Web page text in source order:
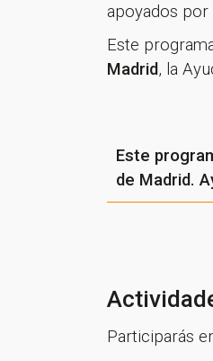
apoyados por
Este
Madrid, la
Este
de Madrid.
Participarás